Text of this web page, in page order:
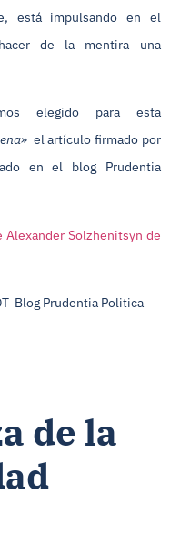
está impulsando en el
de la mentira una
elegido para esta
el artículo firmado por
en el blog Prudentia
Solzhenitsyn de
Blog Prudentia Politica
de la